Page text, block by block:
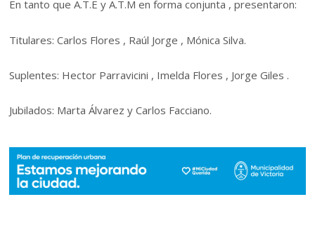
En tanto que A.T.E y A.T.M en forma conjunta , presentaron:
Titulares: Carlos Flores , Raúl Jorge , Mónica Silva.
Suplentes: Hector Parravicini , Imelda Flores , Jorge Giles .
Jubilados: Marta Álvarez y Carlos Facciano.